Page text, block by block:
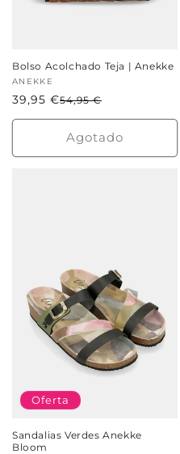
Bolso Acolchado Teja | Anekke
Proveedor:
ANEKKE
habitual
54,95 €
de
oferta
39,95 €
Agotado
Oferta
Sandalias Verdes Anekke
Bloom